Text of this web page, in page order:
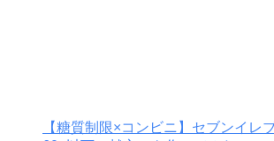
【糖質制限×コンビニ】セブンイレ